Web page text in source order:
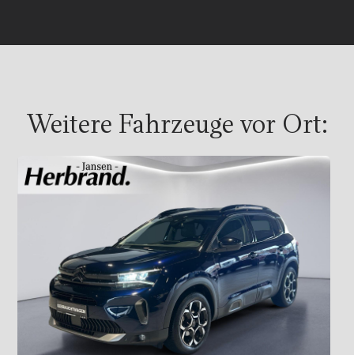
Weitere Fahrzeuge vor Ort: